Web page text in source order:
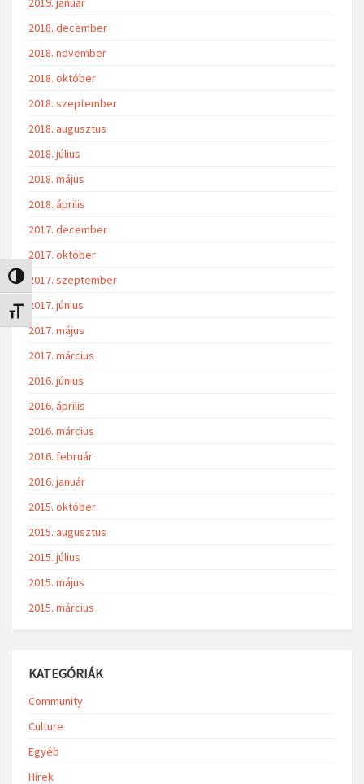
Nagy kontraszt váltása
Betűméret váltása
2018. december
2018. november
2018. október
2018. szeptember
2018. augusztus
2018. július
2018. május
2018. április
2017. december
2017. október
2017. szeptember
2017. június
2017. május
2017. március
2016. június
2016. április
2016. március
2016. február
2016. január
2015. október
2015. augusztus
2015. július
2015. május
2015. március
KATEGÓRIÁK
Community
Culture
Egyéb
Hírek